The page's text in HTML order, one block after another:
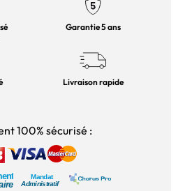
Garantie 5 ans
Livraison rapide
100% sécurisé :